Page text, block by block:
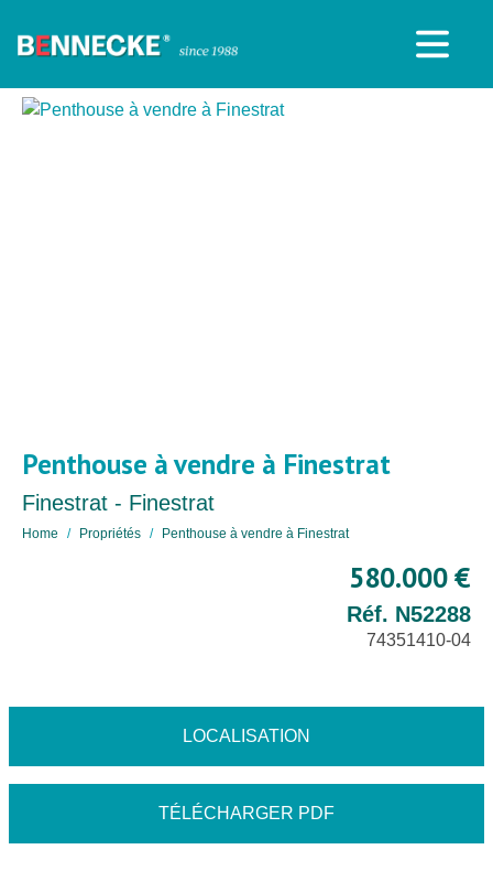
Penthouse à vendre à Finestrat
Finestrat - Finestrat
Home Propriétés Penthouse à vendre à Finestrat
580.000 €
Réf. N52288
74351410-04
LOCALISATION
TÉLÉCHARGER PDF